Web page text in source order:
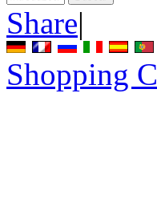
Share|
Shopping